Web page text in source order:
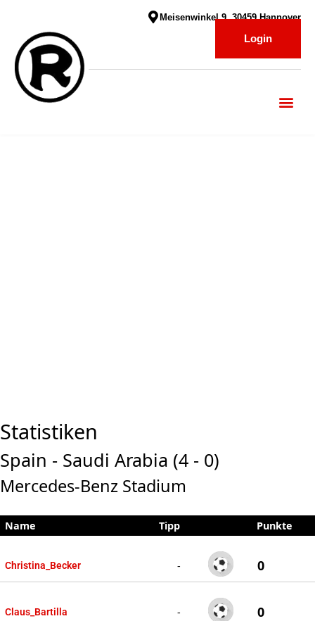
Meisenwinkel 9, 30459 Hannover
Login
Statistiken
Spain - Saudi Arabia (4 - 0)
Mercedes-Benz Stadium
Name Tipp Punkte
Christina_Becker - 0
Claus_Bartilla - 0